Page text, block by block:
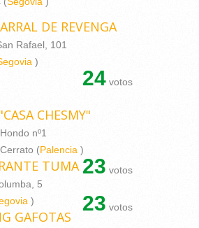
DE REVENGA
Rafael, 101
)
24 votos
CHESMY"
nº1
(Palencia )
23 votos
TUMA
5
) 23 votos
GAFOTAS